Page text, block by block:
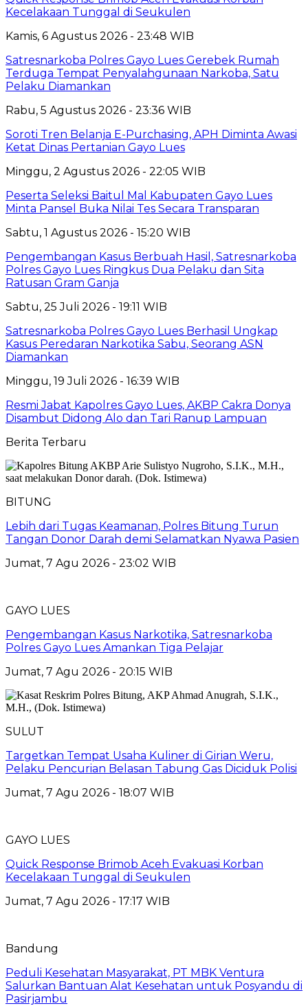
Kecelakaan Tunggal di Seukulen
Kamis, 6 Agustus 2026 - 23:48 WIB
Satresnarkoba Polres Gayo Lues Gerebek Rumah
Terduga Tempat Penyalahgunaan Narkoba, Satu
Pelaku Diamankan
Rabu, 5 Agustus 2026 - 23:36 WIB
Soroti Tren Belanja E-Purchasing, APH Diminta Awasi
Ketat Dinas Pertanian Gayo Lues
Minggu, 2 Agustus 2026 - 22:05 WIB
Peserta Seleksi Baitul Mal Kabupaten Gayo Lues
Minta Pansel Buka Nilai Tes Secara Transparan
Sabtu, 1 Agustus 2026 - 15:20 WIB
Pengembangan Kasus Berbuah Hasil, Satresnarkoba
Polres Gayo Lues Ringkus Dua Pelaku dan Sita
Ratusan Gram Ganja
Sabtu, 25 Juli 2026 - 19:11 WIB
Satresnarkoba Polres Gayo Lues Berhasil Ungkap
Kasus Peredaran Narkotika Sabu, Seorang ASN
Diamankan
Minggu, 19 Juli 2026 - 16:39 WIB
Resmi Jabat Kapolres Gayo Lues, AKBP Cakra Donya
Disambut Didong Alo dan Tari Ranup Lampuan
Berita Terbaru
BITUNG
Lebih dari Tugas Keamanan, Polres Bitung Turun
Tangan Donor Darah demi Selamatkan Nyawa Pasien
Jumat, 7 Agu 2026 - 23:02 WIB
GAYO LUES
Pengembangan Kasus Narkotika, Satresnarkoba
Polres Gayo Lues Amankan Tiga Pelajar
Jumat, 7 Agu 2026 - 20:15 WIB
SULUT
Targetkan Tempat Usaha Kuliner di Girian Weru,
Pelaku Pencurian Belasan Tabung Gas Diciduk Polisi
Jumat, 7 Agu 2026 - 18:07 WIB
GAYO LUES
Quick Response Brimob Aceh Evakuasi Korban
Kecelakaan Tunggal di Seukulen
Jumat, 7 Agu 2026 - 17:17 WIB
Bandung
Peduli Kesehatan Masyarakat, PT MBK Ventura
Salurkan Bantuan Alat Kesehatan untuk Posyandu di
Pasirjambu